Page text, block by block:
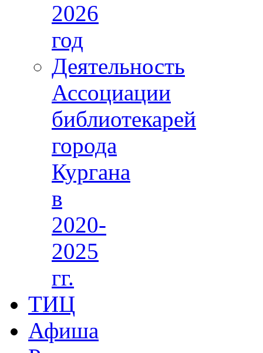
2026
год
Деятельность
Ассоциации
библиотекарей
города
Кургана
в
2020-
2025
гг.
ТИЦ
Афиша